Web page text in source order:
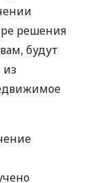
решения
будут